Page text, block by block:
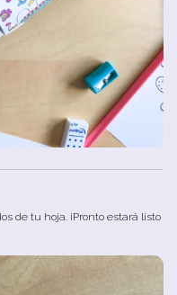
de tu hoja. ¡Pronto estará listo